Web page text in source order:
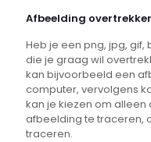
Afbeelding
Heb je een png, jpg,
die je graag wil
kan bijvoorbeeld een
computer, vervolgens
kan je kiezen om
afbeelding te traceren,
traceren.